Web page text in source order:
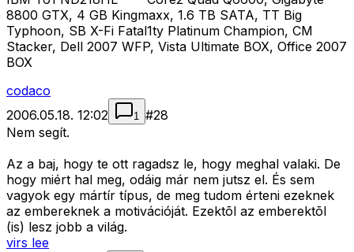
8800 GTX, 4 GB Kingmaxx, 1.6 TB SATA, TT Big
Typhoon, SB X-Fi Fatal1ty Platinum Champion, CM
Stacker, Dell 2007 WFP, Vista Ultimate BOX, Office 2007
BOX
codaco
2006.05.18. 12:02
1 #28
Nem segít.
Az a baj, hogy te ott ragadsz le, hogy meghal valaki. De
hogy miért hal meg, odáig már nem jutsz el. És sem
vagyok egy mártír típus, de meg tudom érteni ezeknek
az embereknek a motivációját. Ezektõl az emberektõl
(is) lesz jobb a világ.
virs lee